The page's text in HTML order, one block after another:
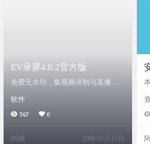
EV录屏4.0.2官方版
免费无水印，集视频录制与直播功
分屏录制、实时按键显示、录屏涂
鸦等功能
软件
747 0
阿喵 20年10月15日